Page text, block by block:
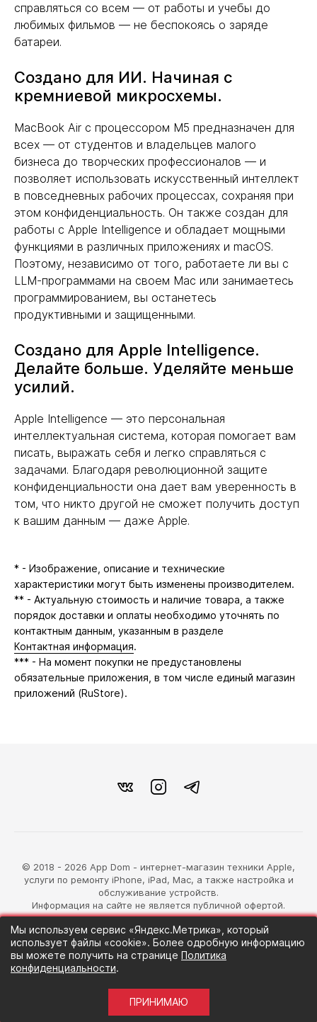
справляться со всем — от работы и учебы до
любимых фильмов — не беспокоясь о заряде
батареи.
Создано для ИИ. Начиная с
кремниевой микросхемы.
MacBook Air с процессором M5 предназначен для
всех — от студентов и владельцев малого
бизнеса до творческих профессионалов — и
позволяет использовать искусственный интеллект
в повседневных рабочих процессах, сохраняя при
этом конфиденциальность. Он также создан для
работы с Apple Intelligence и обладает мощными
функциями в различных приложениях и macOS.
Поэтому, независимо от того, работаете ли вы с
LLM-программами на своем Mac или занимаетесь
программированием, вы останетесь
продуктивными и защищенными.
Создано для Apple Intelligence.
Делайте больше. Уделяйте меньше
усилий.
Apple Intelligence — это персональная
интеллектуальная система, которая помогает вам
писать, выражать себя и легко справляться с
задачами. Благодаря революционной защите
конфиденциальности она дает вам уверенность в
том, что никто другой не сможет получить доступ
к вашим данным — даже Apple.
* - Изображение, описание и технические
характеристики могут быть изменены производителем.
** - Актуальную стоимость и наличие товара, а также
порядок доставки и оплаты необходимо уточнять по
контактным данным, указанным в разделе
Контактная информация.
*** - На момент покупки не предустановлены
обязательные приложения, в том числе единый магазин
приложений (RuStore).
© 2018 - 2026 App Dom - интернет-магазин техники Apple,
услуги по ремонту iPhone, iPad, Mac, а также настройка и
обслуживание устройств.
Информация на сайте не является публичной офертой.
разработка магазина
Синий Лев
Мы используем сервис «Яндекс.Метрика», который
использует файлы «cookie». Более одробную информацию
вы можете получить на странице Политика
конфиденциальности.
ПРИНИМАЮ